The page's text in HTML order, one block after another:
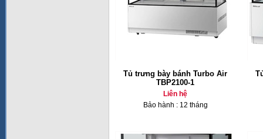
Tủ trưng bày bánh Turbo Air
TBP2100-1
Liên hệ
Bảo hành : 12 tháng